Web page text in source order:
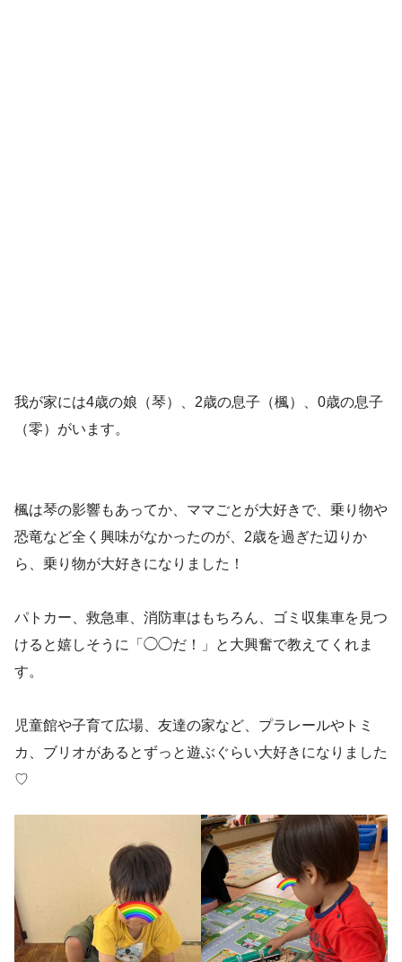
我が家には4歳の娘（琴）、2歳の息子（楓）、0歳の息子
（零）がいます。
楓は琴の影響もあってか、ママごとが大好きで、乗り物や
恐竜など全く興味がなかったのが、2歳を過ぎた辺りか
ら、乗り物が大好きになりました！
パトカー、救急車、消防車はもちろん、ゴミ収集車を見つ
けると嬉しそうに「◯◯だ！」と大興奮で教えてくれま
す。
児童館や子育て広場、友達の家など、プラレールやトミ
カ、ブリオがあるとずっと遊ぶぐらい大好きになりました
♡